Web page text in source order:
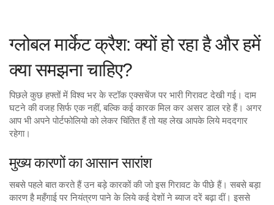
ग्लोबल मार्केट क्रैश: क्यों हो रहा है और हमें
क्या समझना चाहिए?
पिछले कुछ हफ्तों में विश्व भर के स्टॉक एक्सचेंज पर भारी गिरावट देखी गई। दाम
घटने की वजह सिर्फ एक नहीं, बल्कि कई कारक मिल कर असर डाल रहे हैं। अगर
आप भी अपने पोर्टफोलियो को लेकर चिंतित हैं तो यह लेख आपके लिये मददगार
रहेगा।
मुख्य कारणों का आसान सारांश
सबसे पहले बात करते हैं उन बड़े कारकों की जो इस गिरावट के पीछे हैं। सबसे बड़ा
कारण है महँगाई पर नियंत्रण पाने के लिये कई देशों ने ब्याज दरें बढ़ा दीं। इससे